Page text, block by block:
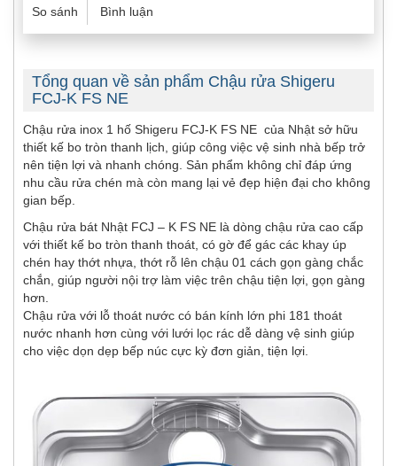
So sánh
Bình luận
Tổng quan về sản phẩm Chậu rửa Shigeru
FCJ-K FS NE
Chậu rửa inox 1 hố Shigeru FCJ-K FS NE của Nhật sở hữu
thiết kế bo tròn thanh lịch, giúp công việc vệ sinh nhà bếp trở
nên tiện lợi và nhanh chóng. Sản phẩm không chỉ đáp ứng
nhu cầu rửa chén mà còn mang lại vẻ đẹp hiện đại cho không
gian bếp.
Chậu rửa bát Nhật FCJ – K FS NE là dòng chậu rửa cao cấp
với thiết kế bo tròn thanh thoát, có gờ để gác các khay úp
chén hay thớt nhựa, thớt rỗ lên chậu 01 cách gọn gàng chắc
chắn, giúp người nội trợ làm việc trên chậu tiện lợi, gọn gàng
hơn.
Chậu rửa với lỗ thoát nước có bán kính lớn phi 181 thoát
nước nhanh hơn cùng với lưới lọc rác dễ dàng vệ sinh giúp
cho việc dọn dẹp bếp núc cực kỳ đơn giản, tiện lợi.